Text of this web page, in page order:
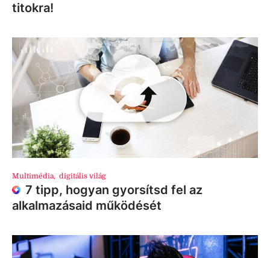
titokra!
Multimédia, digitális világ
7 tipp, hogyan gyorsítsd fel az
alkalmazásaid működését